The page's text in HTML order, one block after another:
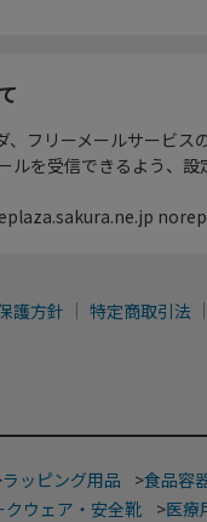
、フリーメールサービ
ルを受信できるよう、設
護方針 特定商取引法
ラッピング用品 >食品容
クウェア・安全靴 >医療